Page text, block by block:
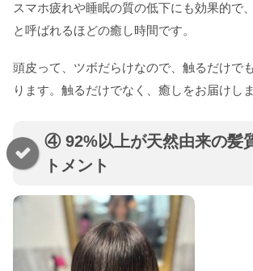
スマホ疲れや睡眠の質の低下にも効果的で
と呼ばれるほどの癒し時間です。
頭皮って、ツボだらけなので、触るだけで
ります。触るだけでなく、癒しをお届けしま
④ 92%以上が天然由来の髪
トメント